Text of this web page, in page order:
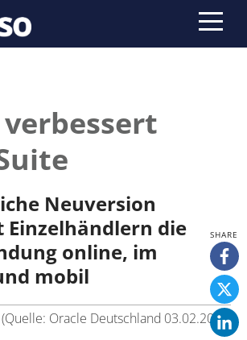
Neuversion
die
online, im
mobil
Oracle Deutschland 03.02.2016